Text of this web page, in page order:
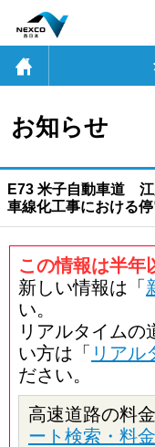
お知らせ
E73 米子自動車道 江
車線化工事における
この情報は半年
新しい情報は「
い。
リアルタイムの
い方は「 リアル
ださい。
高速道路の料
ート検索・料